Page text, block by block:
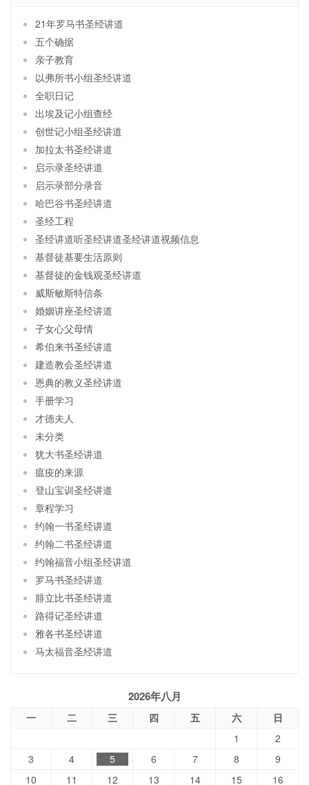
21年罗马书圣经讲道
五个确据
亲子教育
以弗所书小组圣经讲道
全职日记
出埃及记小组查经
创世记小组圣经讲道
加拉太书圣经讲道
启示录圣经讲道
启示录部分录音
哈巴谷书圣经讲道
圣经工程
圣经讲道听圣经讲道圣经讲道视频信息
基督徒基要生活原则
基督徒的金钱观圣经讲道
威斯敏斯特信条
婚姻讲座圣经讲道
子女心父母情
希伯来书圣经讲道
建造教会圣经讲道
恩典的教义圣经讲道
手册学习
才德夫人
未分类
犹大书圣经讲道
瘟疫的来源
登山宝训圣经讲道
章程学习
约翰一书圣经讲道
约翰二书圣经讲道
约翰福音小组圣经讲道
罗马书圣经讲道
腓立比书圣经讲道
路得记圣经讲道
雅各书圣经讲道
马太福音圣经讲道
2026年八月
一 二 三 四 五 六
日
1
2
3
4 5 6 7 8
9
10
11 12 13 14 15 16